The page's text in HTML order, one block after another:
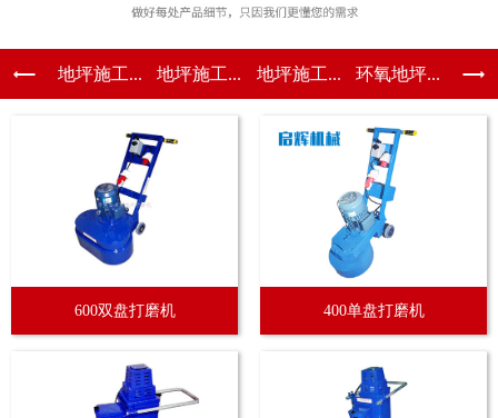
地坪施工... 地坪施工... 地坪施工... 环氧地坪...
600双盘打磨机 400单盘打磨机